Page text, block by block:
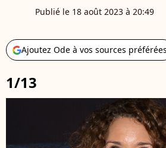
Publié le 18 août 2023 à 20:49
Ajoutez Ode à vos sources préférées
1/13